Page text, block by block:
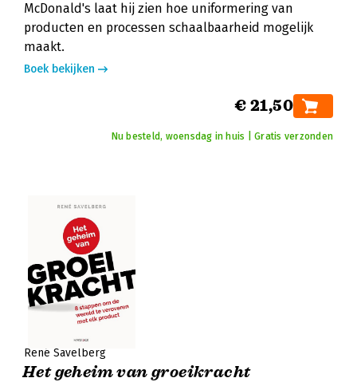
McDonald's laat hij zien hoe uniformering van
producten en processen schaalbaarheid mogelijk
maakt.
Boek bekijken
€ 21,50
Nu besteld, woensdag in huis | Gratis verzonden
René Savelberg
Het geheim van groeikracht